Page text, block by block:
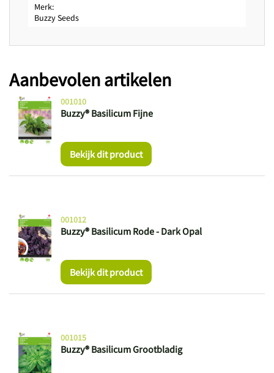
Merk
Buzzy Seeds
Aanbevolen artikelen
Buzzy® Basilicum Fijne
001010
Bekijk dit product
Buzzy® Basilicum Rode - Dark Opal
001012
Bekijk dit product
Buzzy® Basilicum Grootbladig
001015